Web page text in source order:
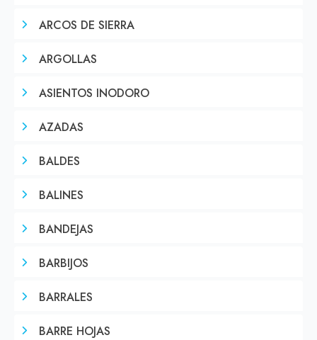
ARCOS DE SIERRA
ARGOLLAS
ASIENTOS INODORO
AZADAS
BALDES
BALINES
BANDEJAS
BARBIJOS
BARRALES
BARRE HOJAS